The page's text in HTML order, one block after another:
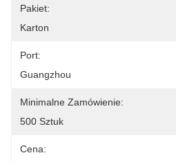
Pakiet:
Karton
Port:
Guangzhou
Minimalne Zamówienie:
500 Sztuk
Cena: